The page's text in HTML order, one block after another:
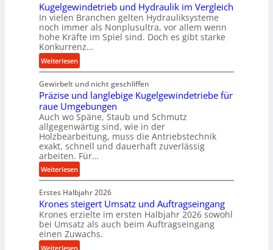
o
r
m
a
n
c
b
e
i
m
D
r
ü
c
k
p
r
o
z
e
Kugelgewindetrieb und Hydraulik im Vergleich
In vielen Branchen gelten Hydrauliksysteme
noch immer als Nonplusultra, vor allem wenn
hohe Kräfte im Spiel sind. Doch es gibt starke
Konkurrenz…
Weiterlesen:
K
u
g
e
l
g
e
w
i
n
e
t
r
i
Gewirbelt und nicht geschliffen
Präzise und langlebige Kugelgewindetriebe für
raue Umgebungen
Auch wo Späne, Staub und Schmutz
allgegenwärtig sind, wie in der
Holzbearbeitung, muss die Antriebstechnik
exakt, schnell und dauerhaft zuverlässig
arbeiten. Für…
Weiterlesen:
P
r
ä
z
i
s
Erstes Halbjahr 2026
Krones steigert Umsatz und Auftragseingang
Krones erzielte im ersten Halbjahr 2026 sowohl
bei Umsatz als auch beim Auftragseingang
einen Zuwachs.
Weiterlesen: